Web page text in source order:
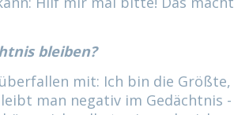
bleiben?
mit: Ich bin die Größte,
man negativ im Gedächtnis -